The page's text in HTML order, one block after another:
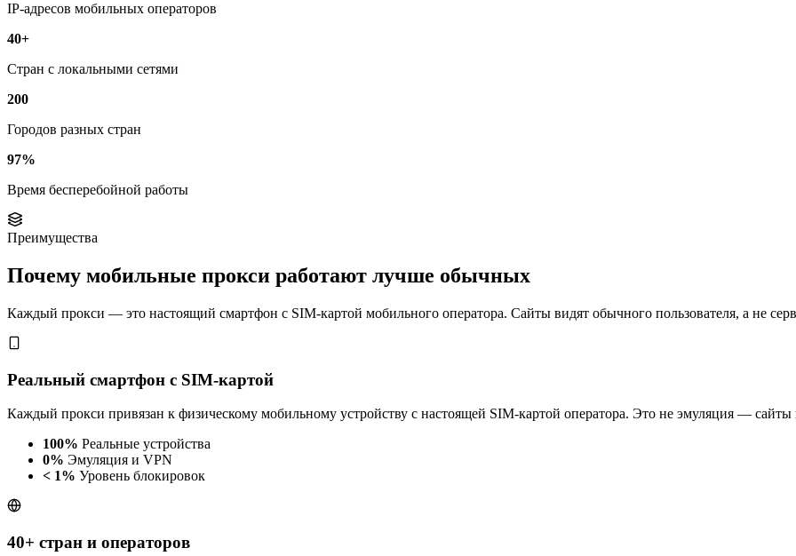
IP-адресов мобильных операторов
40+
Стран с локальными сетями
200
Городов разных стран
97%
Время бесперебойной работы
Преимущества
Почему мобильные прокси работают лучше обычных
Каждый прокси — это настоящий смартфон с SIM-картой мобильного оператора. Сайты видят обычного пользователя, а не
Реальный смартфон с SIM-картой
Каждый прокси привязан к физическому мобильному устройству с настоящей SIM-картой оператора. Это не эмуляция — сайты
100% Реальные устройства
0% Эмуляция и VPN
< 1% Уровень блокировок
40+ стран и операторов